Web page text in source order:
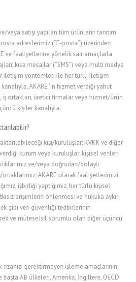
veya satışı yapılan tüm ürünlerin tanıtım
adreslerimiz (“E-posta”) üzerinden
ve faaliyetlerine yönelik sair amaçlarla
kısa mesajlar (“SMS”) veya multi medya
iletişim yöntemleri ile her türlü iletişim
AKARE ’ın hizmet verdiği yahut
iş ortakları, üretici firmalar veya hizmet/ürün
kişiler kanalıyla.
kişi/kuruluşlar; KVKK ve diğer
kurum veya kuruluşlar; kişisel verileri
ve/veya doğrudan/dolaylı
AKARE olarak faaliyetlerimizi
işbirliği yaptığımız, her türlü kişisel
erişimlerin önlenmesi ve hukuka aykırı
gibi veri güvenliği tedbirlerinin
ve müteselsil sorumlu olan diğer üçüncü
gerektirmeyen işleme amaçlarının
başta AB ülkeleri, Amerika, İngiltere, OECD